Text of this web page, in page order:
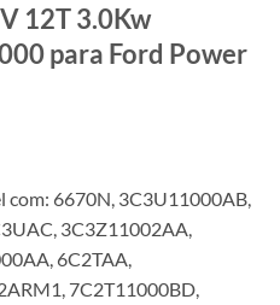
12T 3.0Kw
para Ford Power
6670N, 3C3U11000AB,
3C3Z11002AA,
6C2TAA,
7C2T11000BD,